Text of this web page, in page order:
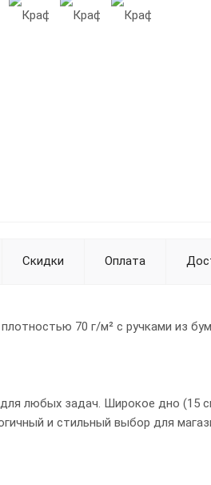
Скидки Оплата
70 г/м² с ручками из
любых задач. Широкое дно (15
и стильный выбор для